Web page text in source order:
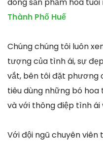
Thành Phố Huế
Chúng chúng tôi luôn
tượng của tình ái, sự
vắt, bên tôi đặt phương
tiêu dùng những bó
và với thông điệp tình
Với đội ngũ chuyên